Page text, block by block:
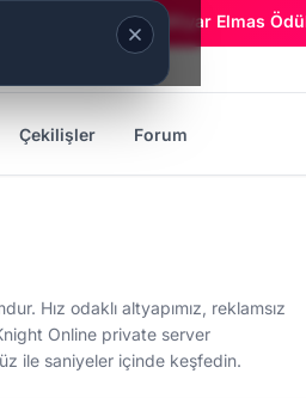
Era Online - 2 Milyar Elmas
Çekilişler Forum
Hız odaklı altyapımız, reklamsız
Online private server
ile saniyeler içinde keşfedin.